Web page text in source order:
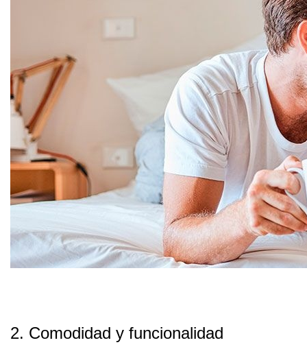
2. Comodidad y funcionalidad